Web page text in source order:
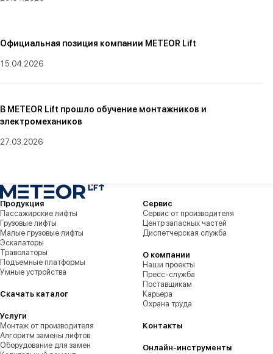
Официальная позиция компании METEOR Lift
15.04.2026
В METEOR Lift прошло обучение монтажников и
электромехаников
27.03.2026
Продукция
Пассажирские лифты
Грузовые лифты
Малые грузовые лифты
Эскалаторы
Траволаторы
Подъемные платформы
Умные устройства
Скачать каталог
Услуги
Монтаж от производителя
Алгоритм замены лифтов
Оборудование для замен
Сервис
Сервис от производителя
Центр запасных частей
Диспетчерская служба
О компании
Наши проекты
Пресс-служба
Поставщикам
Карьера
Охрана труда
Контакты
Онлайн-инструменты